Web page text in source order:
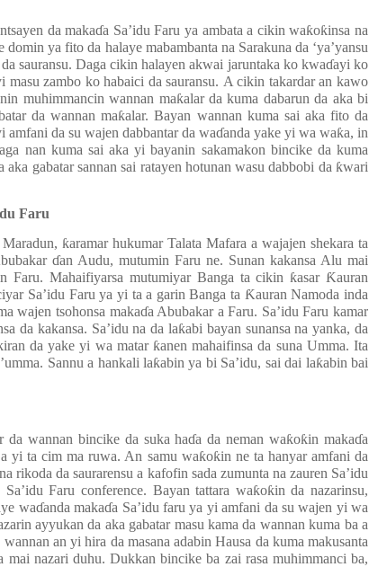
da makaɗa Sa’idu Faru ya ambata a cikin waƙoƙinsa na
ya fito da halaye mabambanta na Sarakuna da ‘ya’yansu
sauransu. Daga cikin halayen akwai jaruntaka ko kwaɗayi ko
zambo ko habaici da sauransu. A cikin takardar an kawo
muhimmancin wannan maƙalar da kuma dabarun da aka bi
da wannan maƙalar. Bayan wannan kuma sai aka fito da
amfani da su wajen dabbantar da waɗanda yake yi wa waƙa, in
nan kuma sai aka yi bayanin sakamakon bincike da kuma
aka gabatar sannan sai ratayen hotunan wasu dabbobi da ƙwari
Faru
Maradun, ƙaramar hukumar Talata Mafara a wajajen shekara ta
ɗan Audu, mutumin Faru ne. Sunan kakansa Alu mai
Faru. Mahaifiyarsa mutumiyar Banga ta cikin ƙasar Ƙauran
Sa’idu Faru ya yi ta a garin Banga ta Ƙauran Namoda inda
wajen tsohonsa makaɗa Abubakar a Faru. Sa’idu Faru kamar
da kakansa. Sa’idu na da laƙabi bayan sunansa na yanka, da
da yake yi wa matar ƙanen mahaifinsa da suna Umma. Ita
Sannu a hankali laƙabin ya bi Sa’idu, sai dai laƙabin bai
da wannan bincike da suka haɗa da neman waƙoƙin makaɗa
yi ta cim ma ruwa. An samu waƙoƙin ne ta hanyar amfani da
rikoda da saurarensu a kafofin sada zumunta na zauren Sa’idu
Faru conference. Bayan tattara waƙoƙin da nazarinsu,
waɗanda makaɗa Sa’idu faru ya yi amfani da su wajen yi wa
ayyukan da aka gabatar masu kama da wannan kuma ba a
an yi hira da masana adabin Hausa da kuma makusanta
nazari duhu. Dukkan bincike ba zai rasa muhimmanci ba,